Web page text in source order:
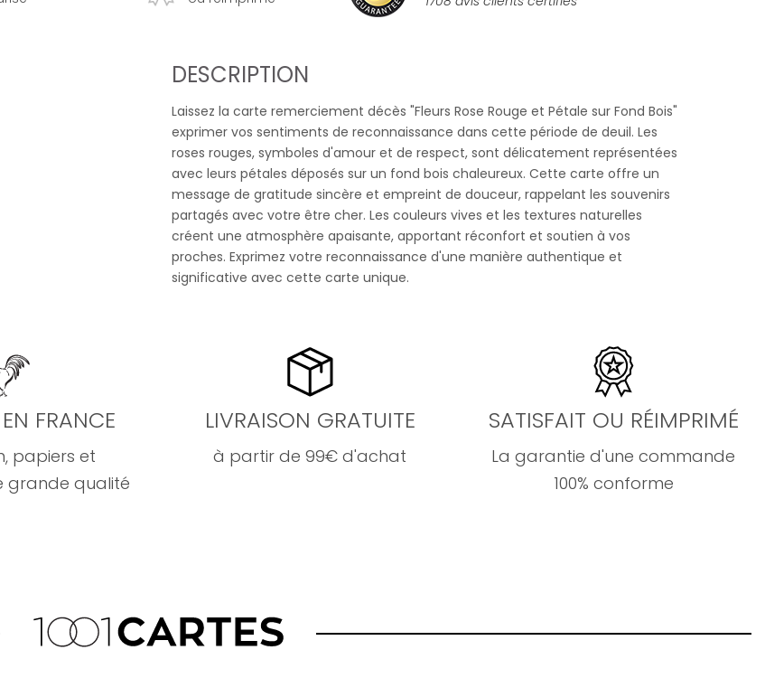
DESCRIPTION
Laissez la carte remerciement décès "Fleurs Rose Rouge et Pétale sur Fond Bois"
exprimer vos sentiments de reconnaissance dans cette période de deuil. Les
roses rouges, symboles d'amour et de respect, sont délicatement représentées
avec leurs pétales déposés sur un fond bois chaleureux. Cette carte offre un
message de gratitude sincère et empreint de douceur, rappelant les souvenirs
partagés avec votre être cher. Les couleurs vives et les textures naturelles
créent une atmosphère apaisante, apportant réconfort et soutien à vos
proches. Exprimez votre reconnaissance d'une manière authentique et
significative avec cette carte unique.
FRANCE
papiers et
grande qualité
LIVRAISON GRATUITE
à partir de 99€ d'achat
SATISFAIT OU RÉIMPRIMÉ
La garantie d'une commande
100% conforme